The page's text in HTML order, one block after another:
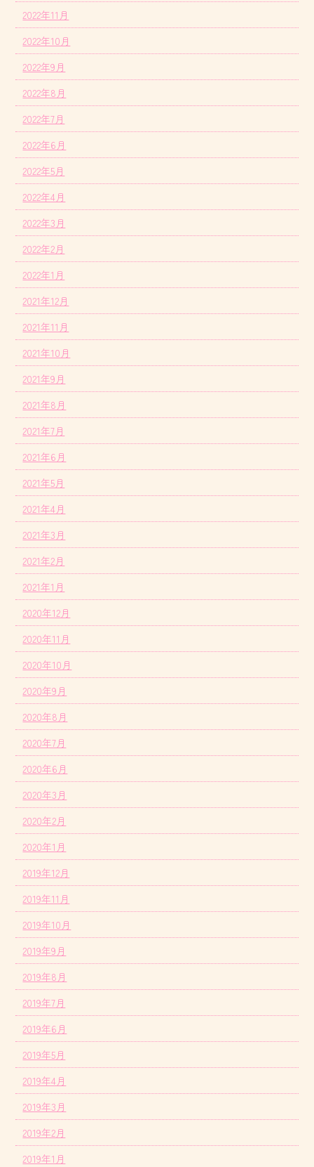
2022年11月
2022年10月
2022年9月
2022年8月
2022年7月
2022年6月
2022年5月
2022年4月
2022年3月
2022年2月
2022年1月
2021年12月
2021年11月
2021年10月
2021年9月
2021年8月
2021年7月
2021年6月
2021年5月
2021年4月
2021年3月
2021年2月
2021年1月
2020年12月
2020年11月
2020年10月
2020年9月
2020年8月
2020年7月
2020年6月
2020年3月
2020年2月
2020年1月
2019年12月
2019年11月
2019年10月
2019年9月
2019年8月
2019年7月
2019年6月
2019年5月
2019年4月
2019年3月
2019年2月
2019年1月